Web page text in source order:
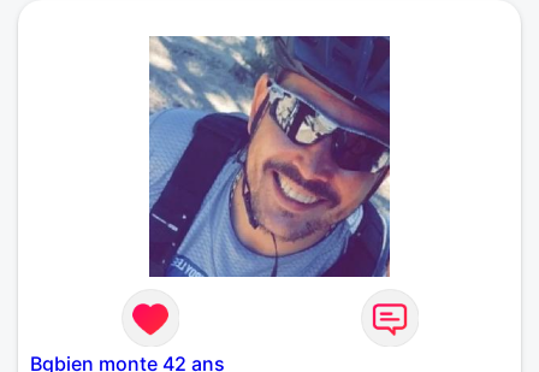
tendresse, la capacité féminine à vouloir prendre
soin des choses, l’empathie, l’authenticité càdire la
capacité à s’autoriser à être bizarre, à déconner,
étre tactile et ne pas me prendre la tête ou ma paix
intérieure, ne pas m’afficher publiquement, sinon
pour en revenir à moi, j’aime bien créer des choses,
à la base je suis un bon dessinateur j'ai des dessins
pour le prouver, mais j’ai un passe temps, un péché
mignon : je crée des images et des musiques avec
l’ia, musiques que j’écoute ensuite et qui m’aide
ensuite à rester focus dans mes objectifs du jour,
après je ne vais pas trop m’étaler ici, j’en resterai là
pour le moment.
Bgbien monte 42 ans